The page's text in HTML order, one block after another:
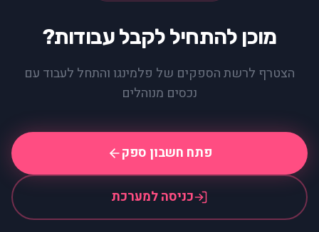
מוכן להתחיל לקבל עבודות?
הצטרף לרשת הספקים של פלמינגו והתחל לעבוד עם
נכסים מנוהלים
פתח חשבון ספק
כניסה למערכת